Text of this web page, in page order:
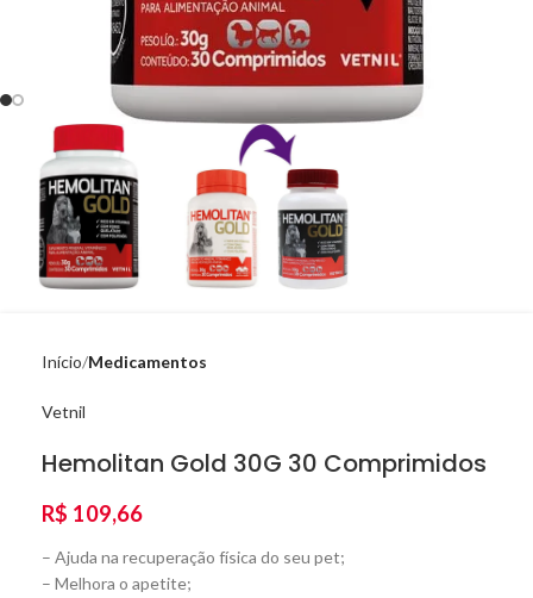
Início Medicamentos
Vetnil
Hemolitan Gold 30G 30 Comprimidos
R$ 109,66
– Ajuda na recuperação física do seu pet;
– Melhora o apetite;